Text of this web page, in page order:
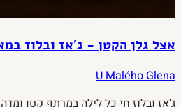
אצל גלן הקטן - ג'אז ובלוז
U Malého Glena
ג'אז ובלוז חי כל לילה במרתף קטן